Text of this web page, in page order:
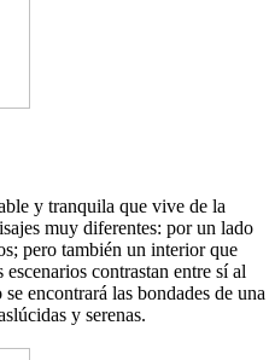
y tranquila que vive de la
muy diferentes: por un lado
pero también un interior que
contrastan entre sí al
encontrará las bondades de una
y serenas.